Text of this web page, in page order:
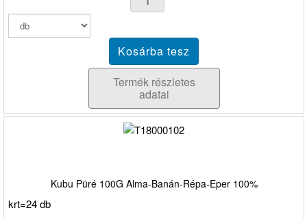
Termék részletes
adatai
Kubu Püré 100G Alma-Banán-Répa-Eper 100%
krt=24 db